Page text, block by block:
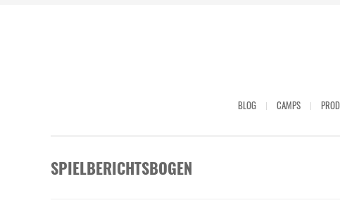
BLOG CAMPS
SPIELBERICHTSBOGEN